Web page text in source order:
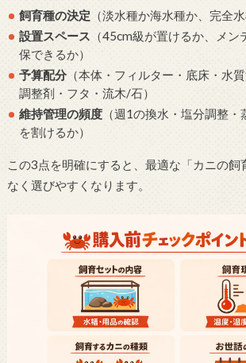
飼育種の決定 （淡水種か海水種か、完全
設置スペース （45cm級が置けるか、メ
保できるか）
予算配分 （本体・フィルター・底床・水
調整剤・フタ・流木/石）
維持管理の頻度 （週1の換水・塩分調整
を割けるか）
この3点を明確にすると、最適な「カニの飼
なく選びやすくなります。